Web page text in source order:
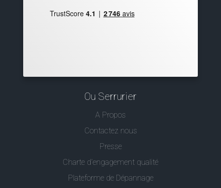
Ou Serrurier
A Propos
Contactez nous
Presse
Charte d’engagement qualité
Plateforme de Dépannage